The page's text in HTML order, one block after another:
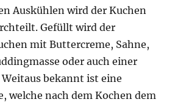
Auskühlen wird der Kuchen
Gefüllt wird der
mit Buttercreme, Sahne,
oder auch einer
bekannt ist eine
welche nach dem Kochen dem